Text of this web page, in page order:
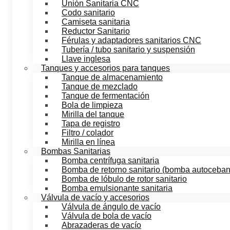
Unión Sanitaria CNC
Codo sanitario
Camiseta sanitaria
Reductor Sanitario
Férulas y adaptadores sanitarios CNC
Tubería / tubo sanitario y suspensión
Llave inglesa
Tanques y accesorios para tanques
Tanque de almacenamiento
Tanque de mezclado
Tanque de fermentación
Bola de limpieza
Mirilla del tanque
Tapa de registro
Filtro / colador
Mirilla en línea
Bombas Sanitarias
Bomba centrífuga sanitaria
Bomba de retorno sanitario (bomba
Bomba de lóbulo de rotor sanitario
Bomba emulsionante sanitaria
Válvula de vacío y accesorios
Válvula de ángulo de vacío
Válvula de bola de vacío
Abrazaderas de vacío